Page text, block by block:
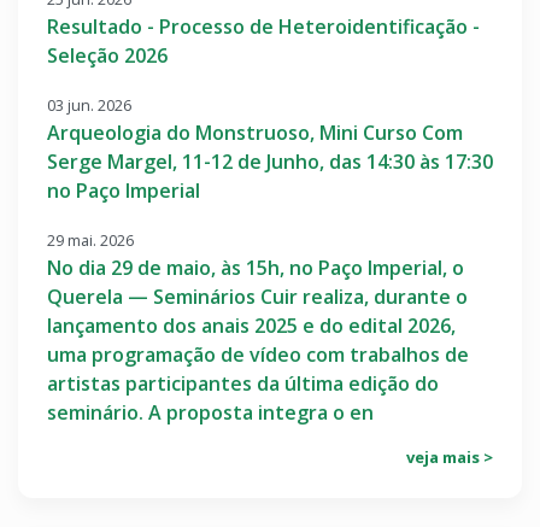
Resultado - Processo de Heteroidentificação -
Seleção 2026
03 jun. 2026
Arqueologia do Monstruoso, Mini Curso Com
Serge Margel, 11-12 de Junho, das 14:30 às 17:30
no Paço Imperial
29 mai. 2026
No dia 29 de maio, às 15h, no Paço Imperial, o
Querela — Seminários Cuir realiza, durante o
lançamento dos anais 2025 e do edital 2026,
uma programação de vídeo com trabalhos de
artistas participantes da última edição do
seminário. A proposta integra o en
veja mais >